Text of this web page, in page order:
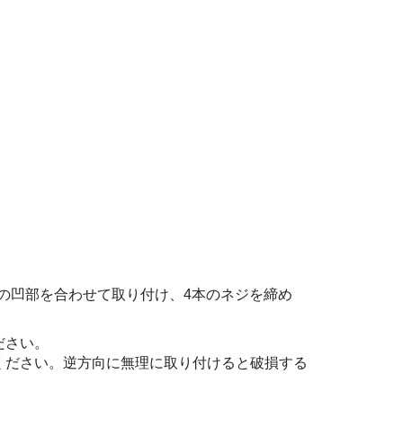
凹部を合わせて取り付け、4本のネジを締め
い。
さい。逆方向に無理に取り付けると破損する